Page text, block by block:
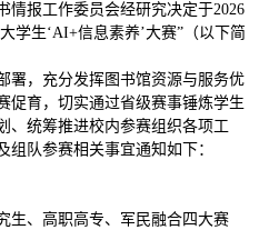
情报工作委员会经研究决定于2026
学生‘AI+信息素养’大赛”（以下简
署，充分发挥图书馆资源与服务优
促育，切实通过省级赛事锤炼学生
、统筹推进校内参赛组织各项工
队参赛相关事宜通知如下：
生、高职高专、军民融合四大赛